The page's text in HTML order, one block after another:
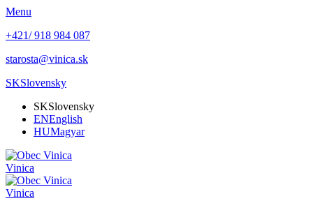
Menu
+421/ 918 984 087
starosta@vinica.sk
SKSlovensky
SKSlovensky
ENEnglish
HUMagyar
Vinica
Vinica